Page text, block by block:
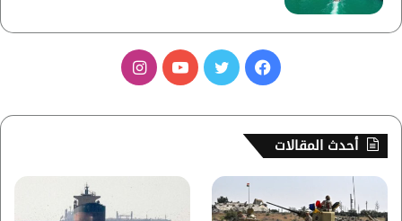
س
ب
و
ر
ي
و
ت
ق
أحدث المقالات